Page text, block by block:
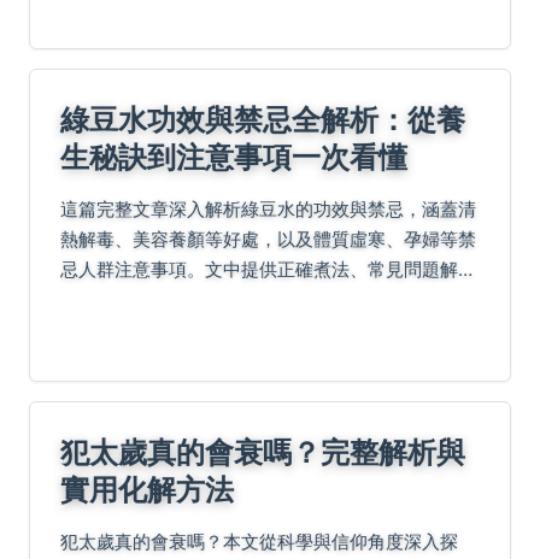
綠豆水功效與禁忌全解析：從養
生秘訣到注意事項一次看懂
這篇完整文章深入解析綠豆水的功效與禁忌，涵蓋清
熱解毒、美容養顏等好處，以及體質虛寒、孕婦等禁
忌人群注意事項。文中提供正確煮法、常見問題解答
犯太歲真的會衰嗎？完整解析與
實用化解方法
犯太歲真的會衰嗎？本文從科學與信仰角度深入探